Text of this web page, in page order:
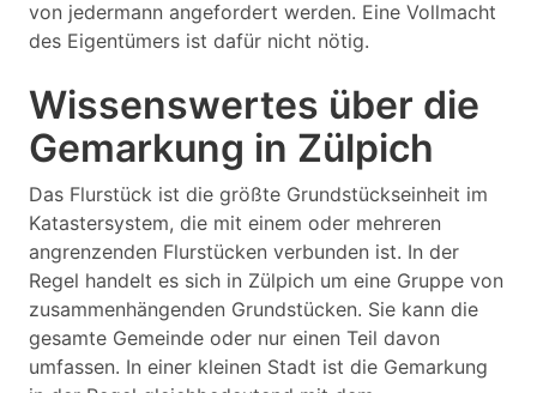
von jedermann angefordert werden. Eine Vollmacht
des Eigentümers ist dafür nicht nötig.
Wissenswertes über die
Gemarkung in Zülpich
Das Flurstück ist die größte Grundstückseinheit im
Katastersystem, die mit einem oder mehreren
angrenzenden Flurstücken verbunden ist. In der
Regel handelt es sich in Zülpich um eine Gruppe von
zusammenhängenden Grundstücken. Sie kann die
gesamte Gemeinde oder nur einen Teil davon
umfassen. In einer kleinen Stadt ist die Gemarkung